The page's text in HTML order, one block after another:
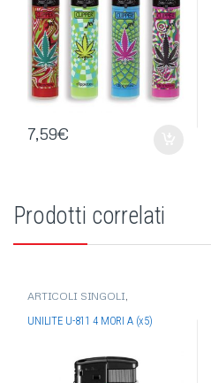
7,59€
Prodotti correlati
ARTICOLI SINGOLI,
UNILITE ,ACCENDINI
ELETTRONICI
UNILITE U-811 4 MORI A (x5)